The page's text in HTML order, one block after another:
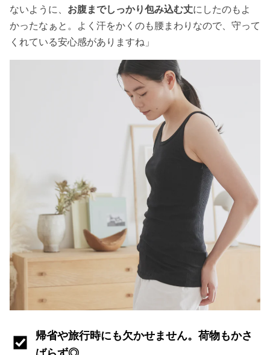
ないように、 お腹までしっかり包み込む丈にしたのもよ
かったなぁと。よく汗をかくのも腰まわりなので、守って
くれている安心感がありますね」
帰省や旅行時にも欠かせません。荷物もかさ